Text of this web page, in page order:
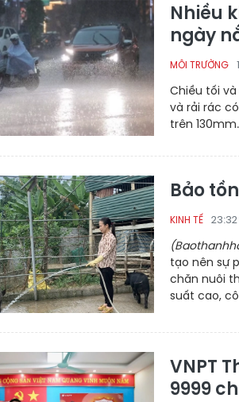
Nhiều
ngày
MÔI TRƯỜNG
Chiều tối
và rải rác
trên
Bảo
KINH TẾ
tạo nên sự
chăn nuôi
suất cao,
VNPT
9999